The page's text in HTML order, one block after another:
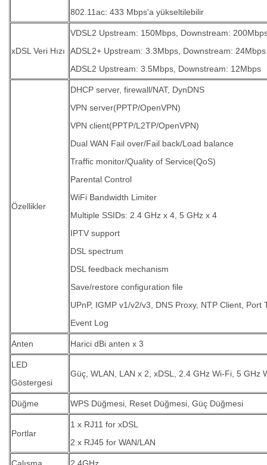
802.11ac: 433 Mbps'a yükseltilebilir
xDSL Veri Hızı
VDSL2 Upstream: 150Mbps, Downstream:
ADSL2+ Upstream: 3.3Mbps, Downstream: 24Mbps
ADSL2 Upstream: 3.5Mbps, Downstream: 12Mbps
Özellikler
DHCP server, firewall/NAT, DynDNS
VPN server(PPTP/OpenVPN)
VPN client(PPTP/L2TP/OpenVPN)
Dual WAN Fail over/Fail back/Load balance
Traffic monitor/Quality of Service(QoS)
Parental Control
WiFi Bandwidth Limiter
Multiple SSIDs: 2.4 GHz x 4, 5 GHz x 4
IPTV support
DSL spectrum
DSL feedback mechanism
Save/restore configuration file
UPnP, IGMP v1/v2/v3, DNS Proxy, NTP Client,
Event Log
Anten Harici dBi anten x 3
LED
Göstergesi
Güç, WLAN, LAN x 2, xDSL, 2.4 GHz Wi-Fi, 5 GHz
Düğme WPS Düğmesi, Reset Düğmesi, Güç Düğmesi
Portlar
1 x RJ11 for xDSL
2 x RJ45 for WAN/LAN